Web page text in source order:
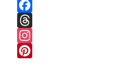
F
a
c
T
h
I